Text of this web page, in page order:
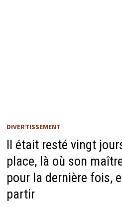
DIVERTISSEMENT
Il était resté vingt
place, là où son
pour la dernière fois,
partir